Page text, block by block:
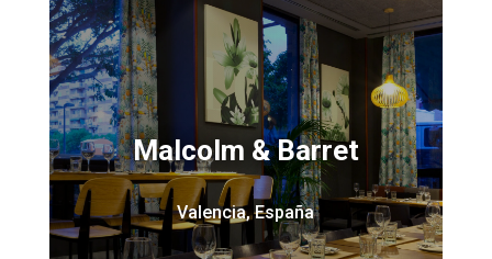
Malcolm & Barret
Valencia, España